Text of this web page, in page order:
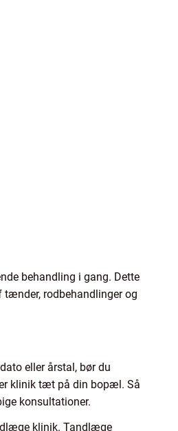
behandling i gang. Dette
rodbehandlinger og
eller årstal, bør du
klinik tæt på din bopæl. Så
konsultationer.
klinik. Tandlæge